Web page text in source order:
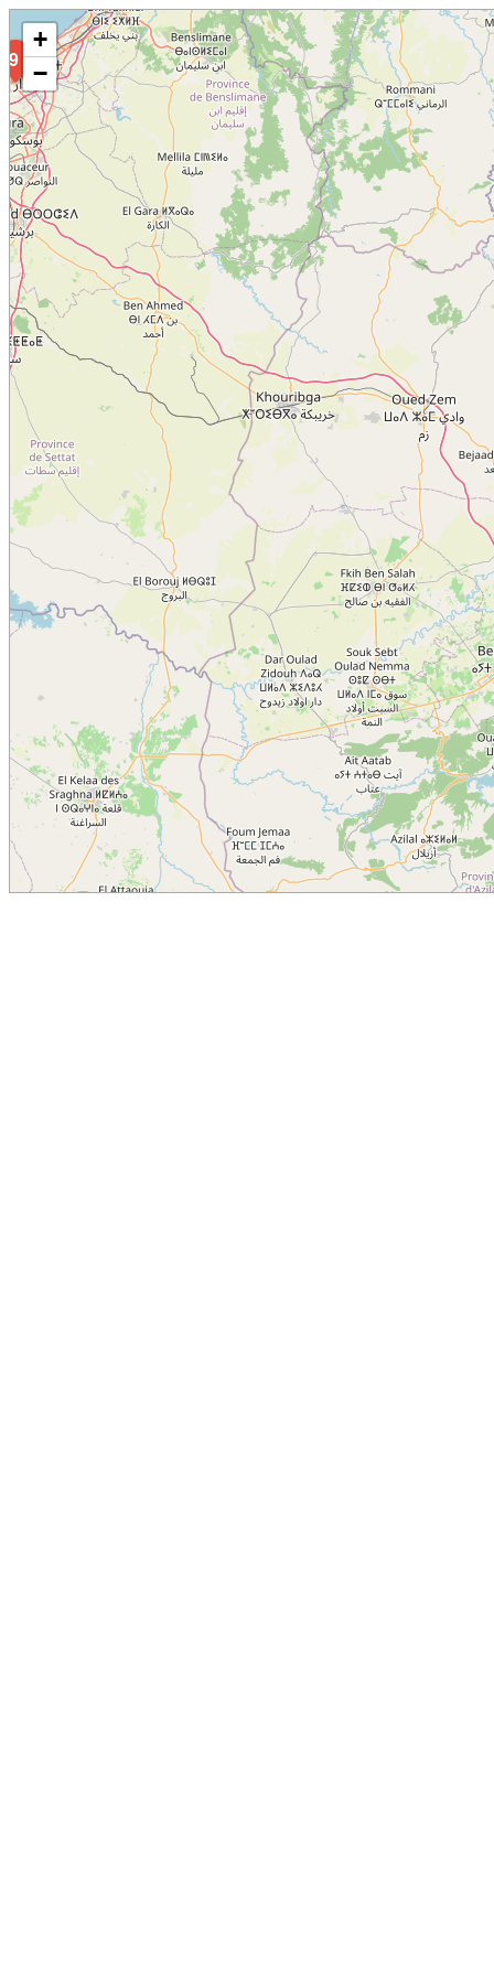
9
+
−